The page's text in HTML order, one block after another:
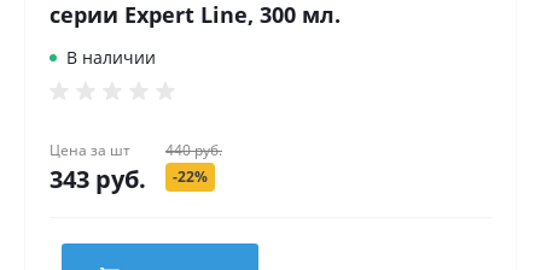
серии Expert Line, 300 мл.
В наличии
Цена за шт
343 руб.
440 руб.
-22%